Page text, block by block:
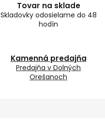
Tovar na sklade
Skladovky odosielame do 48
hodín
Kamenná predajňa
Predajňa v Dolných
Orešanoch